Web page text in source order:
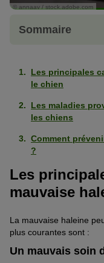
© annaav / stock.adobe.com
Sommaire
Les principales
le chien
Les maladies
les chiens
Comment
?
Les
mauvaise
La mauvaise haleine
plus courantes sont :
Un mauvais soin